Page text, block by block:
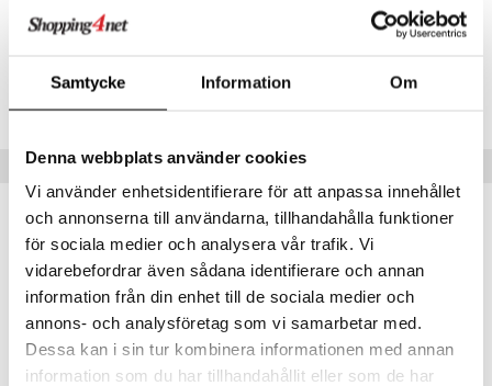
Samtycke Information Om
Denna webbplats använder cookies
Vi använder enhetsidentifierare för att anpassa innehållet
och annonserna till användarna, tillhandahålla funktioner
för sociala medier och analysera vår trafik. Vi
vidarebefordrar även sådana identifierare och annan
information från din enhet till de sociala medier och
annons- och analysföretag som vi samarbetar med.
Dessa kan i sin tur kombinera informationen med annan
information som du har tillhandahållit eller som de har
Artikelnr
Lägsta pris senaste 30 dagarna: 115 kr
Populära produkter
kampanj -15%